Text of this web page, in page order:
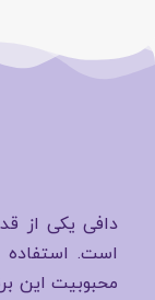
دافی یکی از
است. استفاده
محبوبیت این